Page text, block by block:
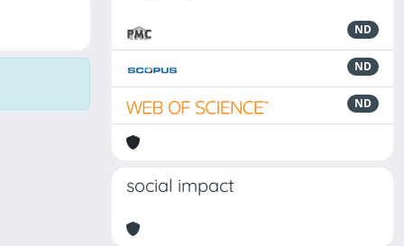
ND
ND
ND
social impact